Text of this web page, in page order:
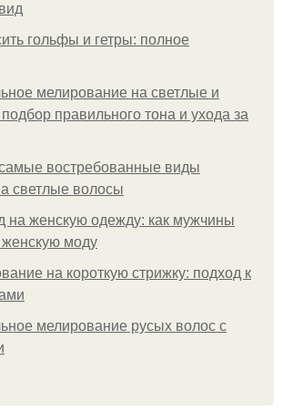
гольфы и гетры: полное
мелирование на светлые и
правильного тона и ухода за
самые востребованные виды
светлые волосы
на женскую одежду: как мужчины
моду
на короткую стрижку: подход к
мелирование русых волос с